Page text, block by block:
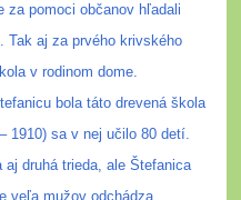
za pomoci občanov hľadali
Tak aj za prvého krivského
v rodinom dome.
bola táto drevená škola
1910) sa v nej učilo 80 detí.
aj druhá trieda, ale Štefanica
veľa mužov odchádza